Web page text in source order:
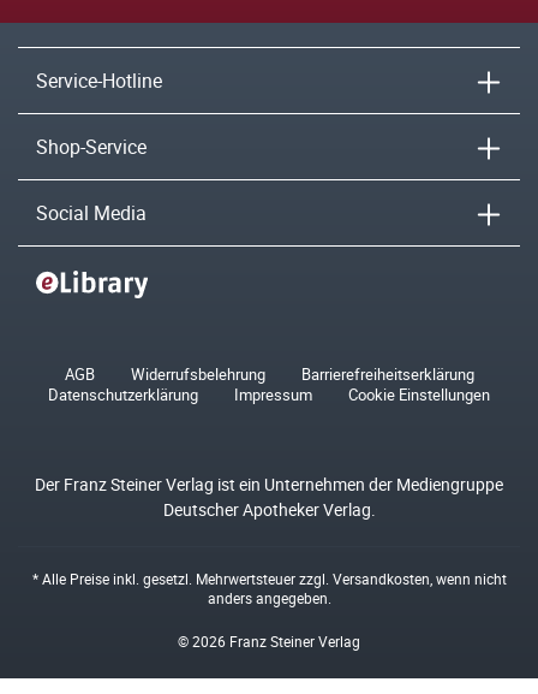
Service-Hotline
Shop-Service
Social Media
AGB Widerrufsbelehrung
Barrierefreiheitserklärung
Datenschutzerklärung
Impressum Cookie Einstellungen
Der Franz Steiner Verlag ist ein Unternehmen der Mediengruppe
Deutscher Apotheker Verlag.
* Alle Preise inkl. gesetzl. Mehrwertsteuer zzgl. Versandkosten , wenn nicht
anders angegeben.
© 2026 Franz Steiner Verlag